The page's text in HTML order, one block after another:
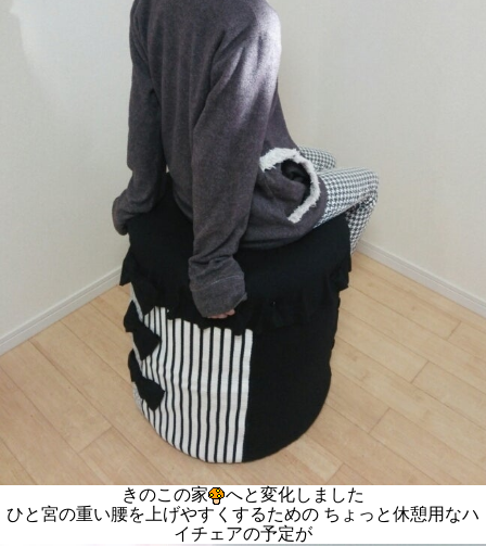
きのこの家
へと変化しました
ひと宮の重い腰を上げやすくするための ちょっと休憩用なハ
イチェアの予定が